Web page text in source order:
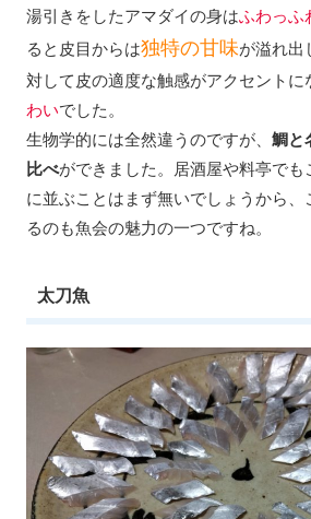
湯引きをしたアマダイの身はふわっふ
ると皮目からは独特の甘味が溢れ出
対して皮の適度な触感がアクセントに
わいでした。
生物学的には全然違うのですが、 鯛と
比べができました。居酒屋や料亭でも
に並ぶことはまず無いでしょうから、
るのも魚会の魅力の一つですね。
太刀魚